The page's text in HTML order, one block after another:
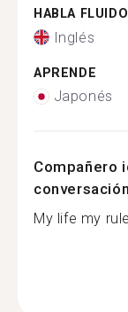
HABLA FLUIDO
Inglés
APRENDE
Japonés
Compañero
conversación
My life my